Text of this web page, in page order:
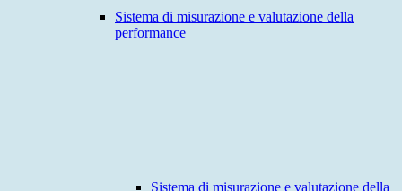
Sistema di misurazione e valutazione della
performance
Sistema di misurazione e valutazione della